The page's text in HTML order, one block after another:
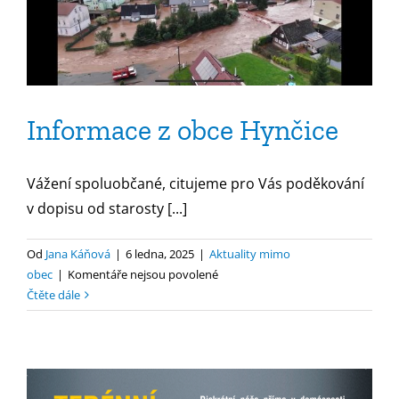
Informace z obce Hynčice
Vážení spoluobčané, citujeme pro Vás poděkování
v dopisu od starosty [...]
Od Jana Káňová | 6 ledna, 2025 | Aktuality mimo
obec | Komentáře nejsou povolenéu
s
Čtěte dále